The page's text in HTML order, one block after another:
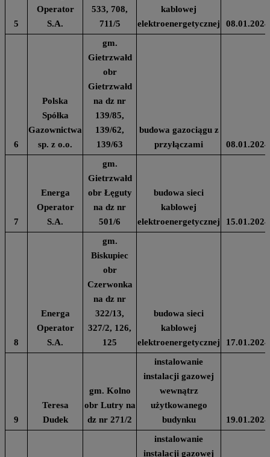
5
Operator
S.A.
533, 708,
711/5
kablowej
elektroenergetycznej
08.01.2024
6
Polska
Spółka
Gazownictwa
sp. z o.o.
gm.
Gietrzwałd
obr
Gietrzwałd
na dz nr
139/85,
139/62,
139/63
budowa gazociągu z
przyłączami
08.01.2024
7
Energa
Operator
S.A.
gm.
Gietrzwałd
obr Łęguty
na dz nr
501/6
budowa sieci
kablowej
elektroenergetycznej
15.01.2024
8
Energa
Operator
S.A.
gm.
Biskupiec
obr
Czerwonka
na dz nr
322/13,
327/2, 126,
125
budowa sieci
kablowej
elektroenergetycznej
17.01.2024
9
Teresa
Dudek
gm. Kolno
obr Lutry na
dz nr 271/2
instalowanie
instalacji gazowej
wewnątrz
użytkowanego
budynku
19.01.2024
instalowanie
instalacji gazowej